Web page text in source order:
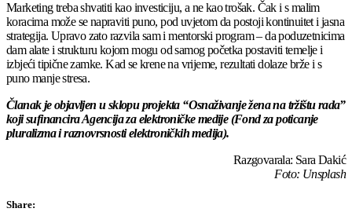
Marketing treba shvatiti kao investiciju, a ne kao trošak. Čak i s malim
koracima može se napraviti puno, pod uvjetom da postoji kontinuitet i jasna
strategija. Upravo zato razvila sam i mentorski program – da poduzetnicima
dam alate i strukturu kojom mogu od samog početka postaviti temelje i
izbjeći tipične zamke. Kad se krene na vrijeme, rezultati dolaze brže i s
puno manje stresa.
Članak je objavljen u sklopu projekta “Osnaživanje žena na tržištu rada”
koji sufinancira Agencija za elektroničke medije (Fond za poticanje
pluralizma i raznovrsnosti elektroničkih medija).
Razgovarala: Sara Dakić
Foto: Unsplash
Share: